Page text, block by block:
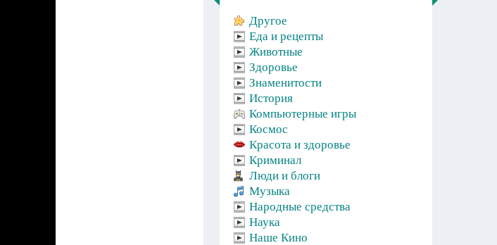
Другое
Еда и рецепты
Животные
Здоровье
Знаменитости
История
Компьютерные игры
Космос
Красота и здоровье
Криминал
Люди и блоги
Музыка
Народные средства
Наука
Наше Кино